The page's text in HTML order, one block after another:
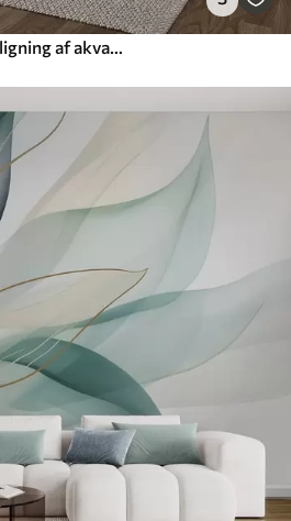
Blade stor abstrakt efterligning af akvarel